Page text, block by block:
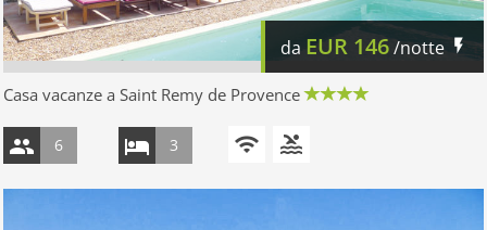
da EUR 146/notte
Casa vacanze a Saint Remy de Provence
6 3